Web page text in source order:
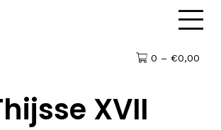
0 – €0,00
XVII